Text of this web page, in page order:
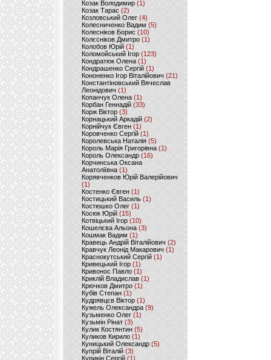
Козак Володимир (1)
Козак Тарас (2)
Козловський Олег(4)
Колесниченко Вадим (5)
Колесніков Борис (10)
Колєсніков Дмитро (1)
Колобов Юрій (1)
Коломойський Ігор (123)
Кондратюк Олена(1)
Кондрашенко Сергій (1)
Кононенко Ігор Віталійович (21)
Константіновський Вячеслав
Леонідович (1)
Копанчук Олена (1)
Корбан Геннадій (33)
Корж Віктор (3)
Корнацький Аркадій (2)
Корнійчук Євген (1)
Коровченко Сергій (1)
Королевська Наталія(5)
Король Марія Григорівна (1)
Король Олександр (16)
Корчинська Оксана
Анатоліївна (1)
Корявченков Юрій Валерійович
(1)
Костенко Євген (1)
Костицький Василь (1)
Костюшко Олег (1)
Косюк Юрій (15)
Котвіцький Ігор (10)
Кошелєва Альона(3)
Кошмак Вадим (1)
Кравець Андрій Віталійович (2)
Кравчук Леонід Макарович (1)
Краснокутський Сергій (1)
Кривецький Ігор (1)
Кривонос Павло (1)
Криклій Владислав (1)
Крючков Дмитро(1)
Кубів Степан(1)
Кудрявцєв Віктор (1)
Кужель Олександра (9)
Кузьменко Олег (1)
Кузьмін Рінат(3)
Кулик Костянтин(5)
Куликов Кирило (1)
Куницький Олександр (5)
Купрій Віталій (3)
Курикін Сергій(1)